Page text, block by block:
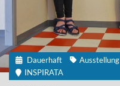
Dauerhaft
Ausstellung
INSPIRATA